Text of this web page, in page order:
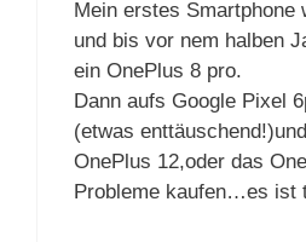
Mein erstes Smartphone
und bis vor nem halben
ein OnePlus 8 pro.
Dann aufs Google Pixel
(etwas
OnePlus 12,oder das
Probleme kaufen…es ist